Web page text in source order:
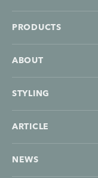
PRODUCTS
ABOUT
STYLING
ARTICLE
NEWS